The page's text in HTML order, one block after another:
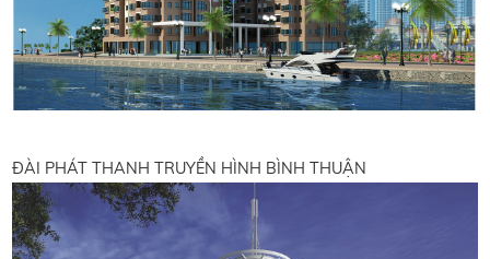
ĐÀI PHÁT THANH TRUYỀN HÌNH BÌNH THUẬN